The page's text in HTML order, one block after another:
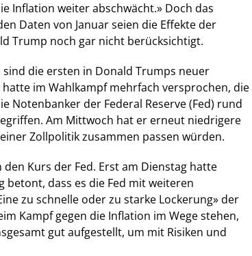
Inflation weiter abschwächt.» Doch das
Daten von Januar seien die Effekte der
Trump noch gar nicht berücksichtigt.
die ersten in Donald Trumps neuer
im Wahlkampf mehrfach versprochen, die
Notenbanker der Federal Reserve (Fed) rund
Am Mittwoch hat er erneut niedrigere
Zollpolitik zusammen passen würden.
Kurs der Fed. Erst am Dienstag hatte
betont, dass es die Fed mit weiteren
zu schnelle oder zu starke Lockerung» der
Kampf gegen die Inflation im Wege stehen,
gut aufgestellt, um mit Risiken und